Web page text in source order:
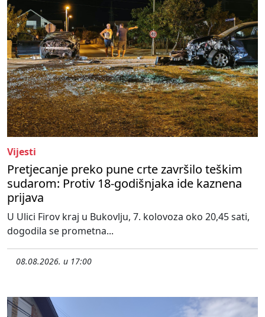
Vijesti
Pretjecanje preko pune crte završilo teškim
sudarom: Protiv 18-godišnjaka ide kaznena
prijava
U Ulici Firov kraj u Bukovlju, 7. kolovoza oko 20,45 sati,
dogodila se prometna...
08.08.2026. u 17:00